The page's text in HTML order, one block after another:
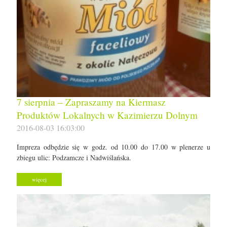
7 sierpnia – Zapraszamy na Kiermasz
Produktów Lokalnych w Kazimierzu Dolnym
2016-08-03 16:03:00
Impreza odbędzie się w godz. od 10.00 do 17.00 w plenerze u
zbiegu ulic: Podzamcze i Nadwiślańska.
więcej